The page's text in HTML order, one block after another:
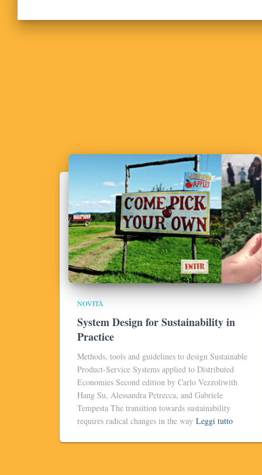
NOVITÀ
System Design for Sustainability in
Practice
Methods, tools and guidelines to design Sustainable
Product-Service Systems applied to Distributed
Economies Second edition by Carlo Vezzoliwith
Hang Su, Alessandra Petrecca, and Gabriele
Tempesta The transition towards sustainability
requires radical changes in the way Leggi tutto